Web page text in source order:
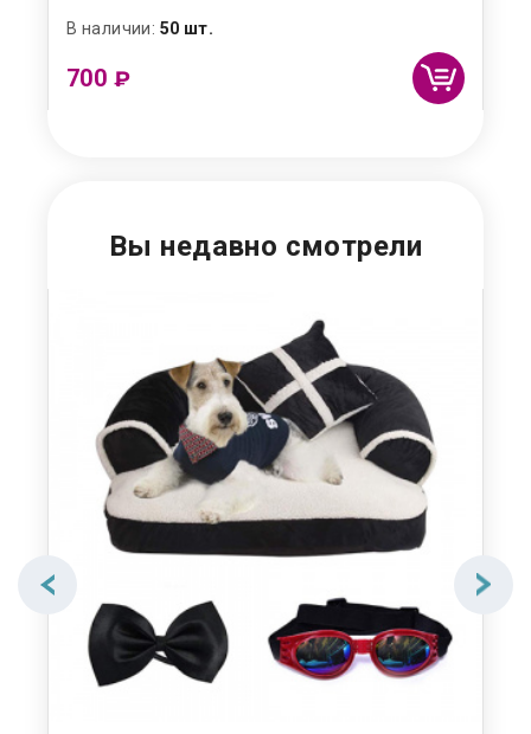
В наличии: 50 шт.
700 ₽
Вы недавно смотрели